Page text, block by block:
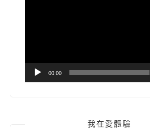
00:00
我在愛體驗